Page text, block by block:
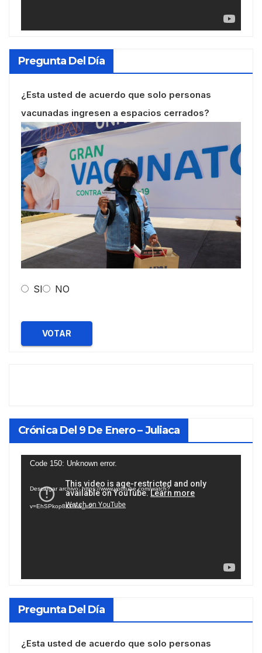
Pregunta Del Día
¿Esta usted de acuerdo que solo personas
vacunadas ingresen a espacios cerrados?
SI NO
VOTAR
Crónica Del 9 De Enero – Juliaca
Reproductor
vídeo
Code 150: Unknown error.
Descargar archivo: https://www.youtube.com/watch?
v=EhSPkop8KPY&_=2
Pregunta Del Día
¿Esta usted de acuerdo que solo personas